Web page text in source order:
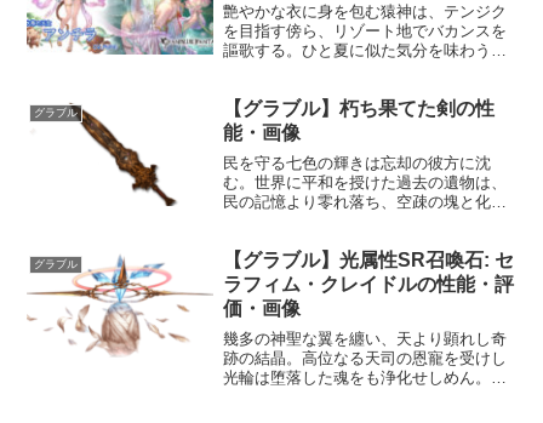
艶やかな衣に身を包む猿神は、テンジク
を目指す傍ら、リゾート地でバカンスを
謳歌する。ひと夏に似た気分を味わう彼
種族：ハーヴィン趣味：温泉、もふもふ
好き：わたあめ、...
グラブル
【グラブル】朽ち果てた剣の性
能・画像
民を守る七色の輝きは忘却の彼方に沈
む。世界に平和を授けた過去の遺物は、
民の記憶より零れ落ち、空疎の塊と化
3.5倍ダメージ〔減衰値1,685,000ダメー
ジ〕...
グラブル
【グラブル】光属性SR召喚石: セ
ラフィム・クレイドルの性能・評
価・画像
幾多の神聖な翼を纏い、天より顕れし奇
跡の結晶。高位なる天司の恩寵を受けし
光輪は堕落した魂をも浄化せしめん。そ